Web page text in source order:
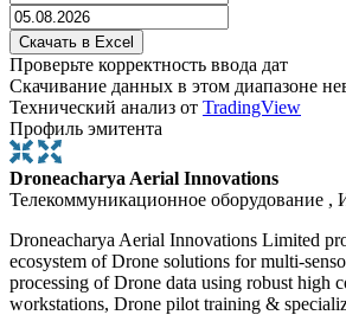
Проверьте корректность ввода дат
Скачивание данных в этом диапазоне
Технический анализ от TradingView
Профиль эмитента
Droneacharya Aerial Innovations
Телекоммуникационное оборудование ,
Droneacharya Aerial Innovations Limited
ecosystem of Drone solutions for multi-
processing of Drone data using robust high
workstations, Drone pilot training &